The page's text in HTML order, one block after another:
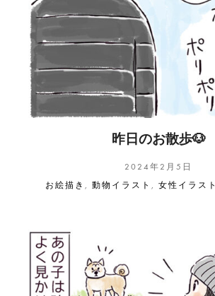
昨日のお散歩🐶
2024年2月5日
お絵描き
動物イラスト 女性イラスト